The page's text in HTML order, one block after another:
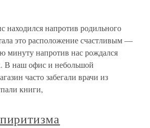
напротив родильного
это расположение счаст­ливым —
минуту напротив нас рождался
В наш офис и небольшой
часто за­бегали врачи из
книги,